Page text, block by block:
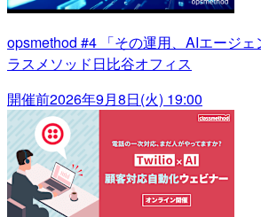
opsmethod #4 「その運用、AIエージ
ラスメソッド日比谷オフィス
開催前2026年9月8日(火) 19:00